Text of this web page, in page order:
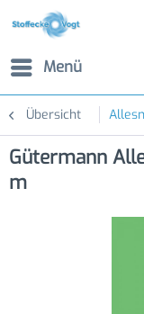
Menü
Übersicht
Gütermann
m